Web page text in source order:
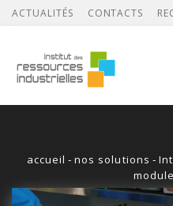
ACTUALITÉS CONTACTS
accueil -nos solutions -